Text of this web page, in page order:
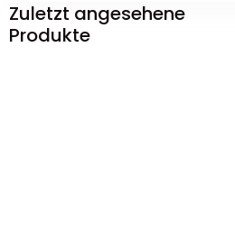
Zuletzt angesehene
Produkte